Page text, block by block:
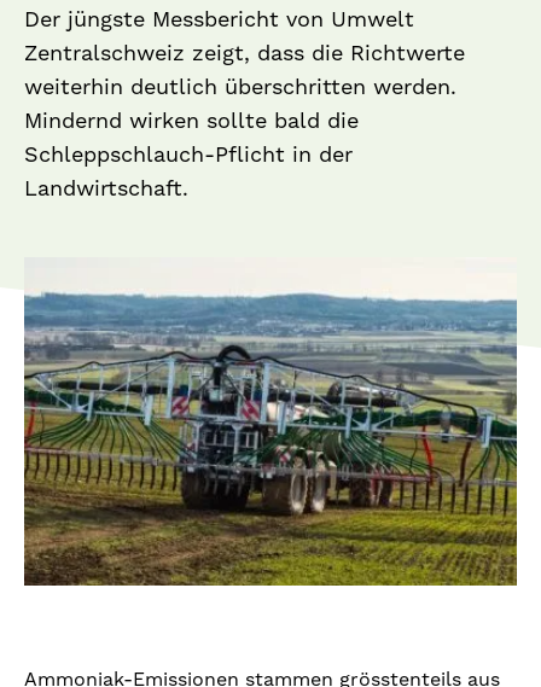
Der jüngste Messbericht von Umwelt
Zentralschweiz zeigt, dass die Richtwerte
weiterhin deutlich überschritten werden.
Mindernd wirken sollte bald die
Schleppschlauch-Pflicht in der
Landwirtschaft.
Ammoniak-Emissionen stammen grösstenteils aus